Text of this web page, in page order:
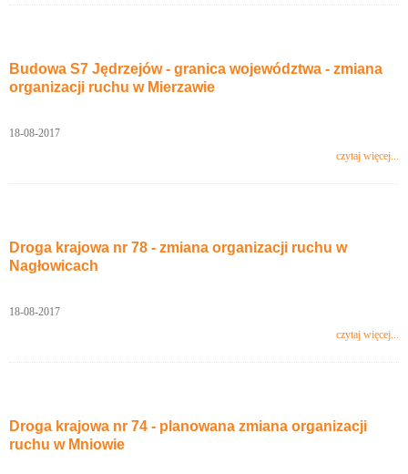
Budowa S7 Jędrzejów - granica województwa - zmiana
organizacji ruchu w Mierzawie
18-08-2017
czytaj więcej...
Droga krajowa nr 78 - zmiana organizacji ruchu w
Nagłowicach
18-08-2017
czytaj więcej...
Droga krajowa nr 74 - planowana zmiana organizacji
ruchu w Mniowie